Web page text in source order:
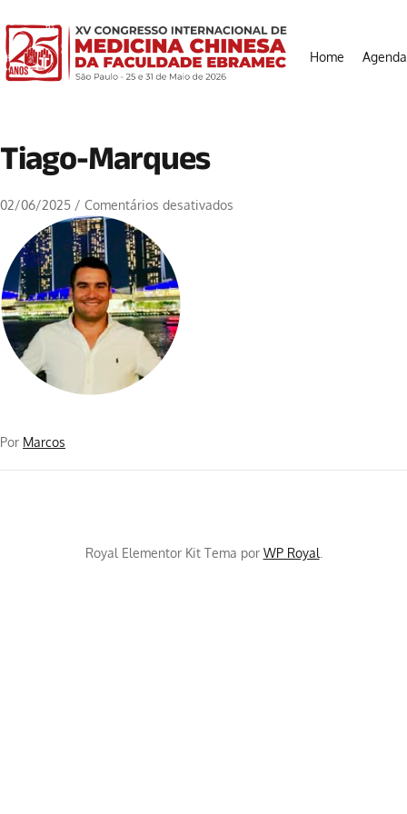
Home Agenda
Tiago-Marques
02/06/2025 / Comentários desativados
Por Marcos
Royal Elementor Kit Tema por WP Royal